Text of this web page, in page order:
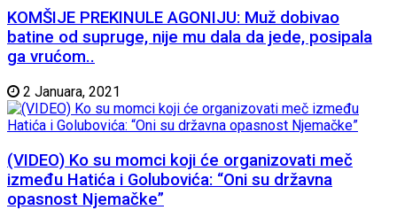
KOMŠIJE PREKINULE AGONIJU: Muž dobivao
batine od supruge, nije mu dala da jede, posipala
ga vrućom..
2 Januara, 2021
(VIDEO) Ko su momci koji će organizovati meč
između Hatića i Golubovića: “Oni su državna
opasnost Njemačke”